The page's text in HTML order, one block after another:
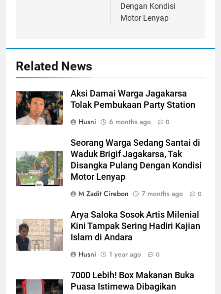
Dengan Kondisi
Motor Lenyap
Related News
Aksi Damai Warga Jagakarsa
Tolak Pembukaan Party Station
Husni
6 months ago 0
Seorang Warga Sedang Santai di
Waduk Brigif Jagakarsa, Tak
Disangka Pulang Dengan Kondisi
Motor Lenyap
M Zadit Cirebon
7 months ago 0
Arya Saloka Sosok Artis Milenial
Kini Tampak Sering Hadiri Kajian
Islam di Andara
Husni
1 year ago 0
7000 Lebih! Box Makanan Buka
Puasa Istimewa Dibagikan